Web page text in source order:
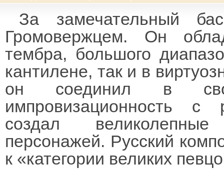
За замечательный
Громовержцем. Он
тембра, большого
кантилене, так и в
он соединил в
импровизационность с
создал
персонажей. Русский
к «категории великих